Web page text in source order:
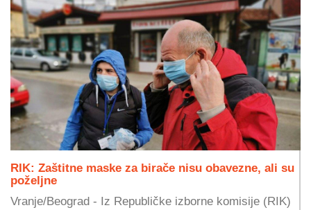
RIK: Zaštitne maske za birače nisu obavezne, ali su
poželjne
Vranje/Beograd - Iz Republičke izborne komisije (RIK)